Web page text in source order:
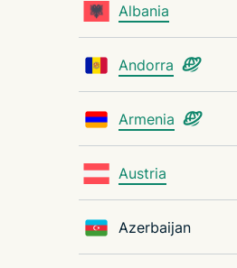
Albania
Andorra
Armenia
Austria
Azerbaijan